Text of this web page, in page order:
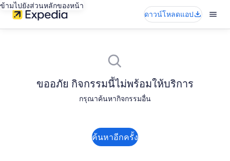
ข้ามไปยังส่วนหลักของหน้า
ดาวน์โหลดแอป
ขออภัย กิจกรรมนี้ไม่พร้อมให้บริการ
กรุณาค้นหากิจกรรมอื่น
ค้นหาอีกครั้ง